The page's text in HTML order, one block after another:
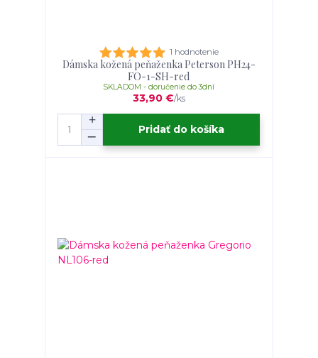
1 hodnotenie
Dámska kožená peňaženka Peterson PH24-
FO-1-SH-red
33,90 €/ks
SKLADOM - doručenie do 3dní
Pridať do košíka